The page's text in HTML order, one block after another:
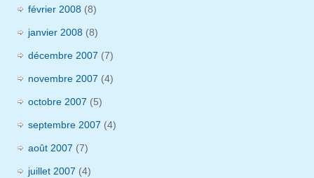
février 2008 (8)
janvier 2008 (8)
décembre 2007 (7)
novembre 2007 (4)
octobre 2007 (5)
septembre 2007 (4)
août 2007 (7)
juillet 2007 (4)